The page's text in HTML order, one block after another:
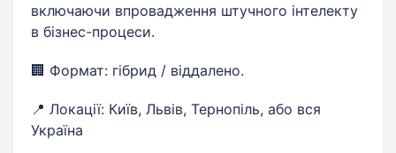
включаючи впровадження штучного інтелекту
в бізнес-процеси.
🏢 Формат: гібрид / віддалено.
📍 Локації: Київ, Львів, Тернопіль, або вся
Україна